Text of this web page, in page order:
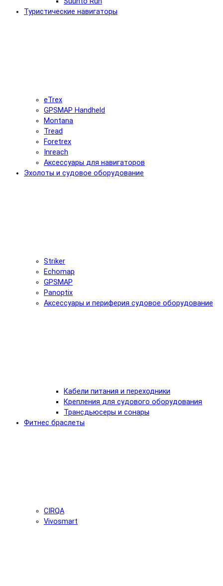
Туристические навигаторы
eTrex
GPSMAP Handheld
Montana
Tread
Foretrex
Inreach
Аксессуары для навигаторов
Эхолоты и судовое оборудование
Striker
Echomap
GPSMAP
Panoptix
Аксессуары и периферия судовое оборудование
Кабели питания и переходники
Крепления для судового оборудования
Трансдьюсеры и сонары
Фитнес браслеты
CIRQA
Vivosmart